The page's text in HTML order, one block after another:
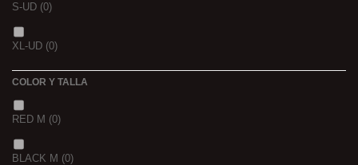
5 K
NOIR POISSON 8MM 1K
S-UD (0)
XL-UD (0)
COLOR Y TALLA
RED M (0)
BLACK M (0)